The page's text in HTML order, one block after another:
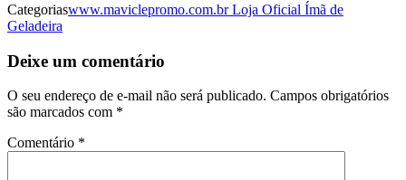
Categoriaswww.maviclepromo.com.br Loja Oficial Ímã de
Geladeira
Deixe um comentário
O seu endereço de e-mail não será publicado. Campos obrigatórios
são marcados com *
Comentário *